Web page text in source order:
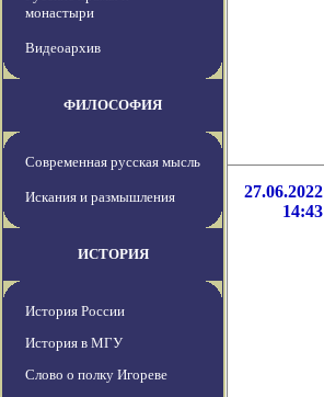
монастыри
Видеоархив
ФИЛОСОФИЯ
Современная русская мысль
Искания и размышления
ИСТОРИЯ
История России
История в МГУ
Слово о полку Игореве
27.06.2022
14:43